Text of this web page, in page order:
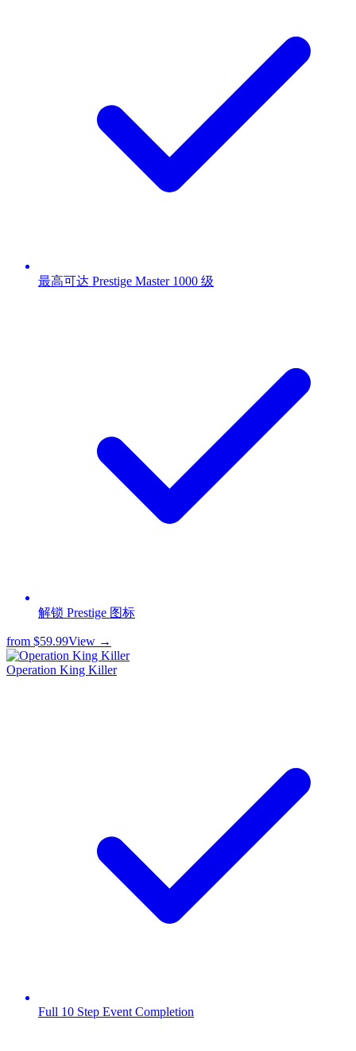
最高可达 Prestige Master 1000 级
解锁 Prestige 图标
from $59.99View →
Operation King Killer
Full 10 Step Event Completion